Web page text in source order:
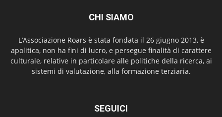
CHI SIAMO
L’Associazione Roars è stata fondata il 26 giugno 2013, è
apolitica, non ha fini di lucro, e persegue finalità di carattere
culturale, relative in particolare alle politiche della ricerca, ai
sistemi di valutazione, alla formazione terziaria.
SEGUICI